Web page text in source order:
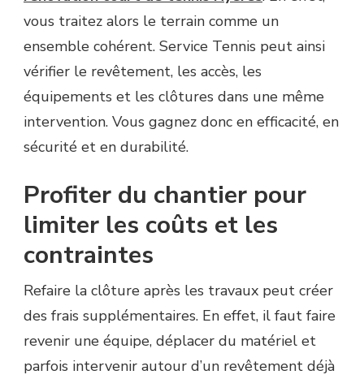
vous traitez alors le terrain comme un
ensemble cohérent. Service Tennis peut ainsi
vérifier le revêtement, les accès, les
équipements et les clôtures dans une même
intervention. Vous gagnez donc en efficacité, en
sécurité et en durabilité.
Profiter du chantier pour
limiter les coûts et les
contraintes
Refaire la clôture après les travaux peut créer
des frais supplémentaires. En effet, il faut faire
revenir une équipe, déplacer du matériel et
parfois intervenir autour d’un revêtement déjà